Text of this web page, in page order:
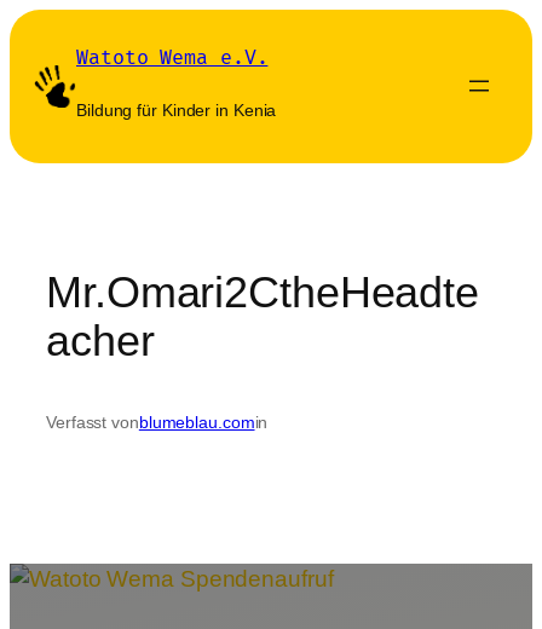
Zum
springen
Watoto Wema e.V.
Bildung für Kinder in Kenia
Mr.Omari2CtheHeadte
acher
Verfasst vonblumeblau.comin